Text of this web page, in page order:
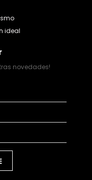
ideal
novedades!